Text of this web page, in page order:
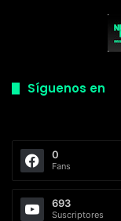
Síguenos en
0
Fans
693
Suscriptores